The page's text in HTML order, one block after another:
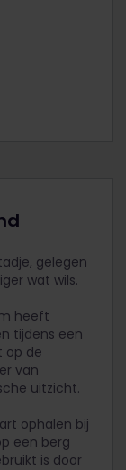
gelegen
wat wils.
heeft
tijdens een
op de
van
uitzicht.
ophalen bij
een berg
is door